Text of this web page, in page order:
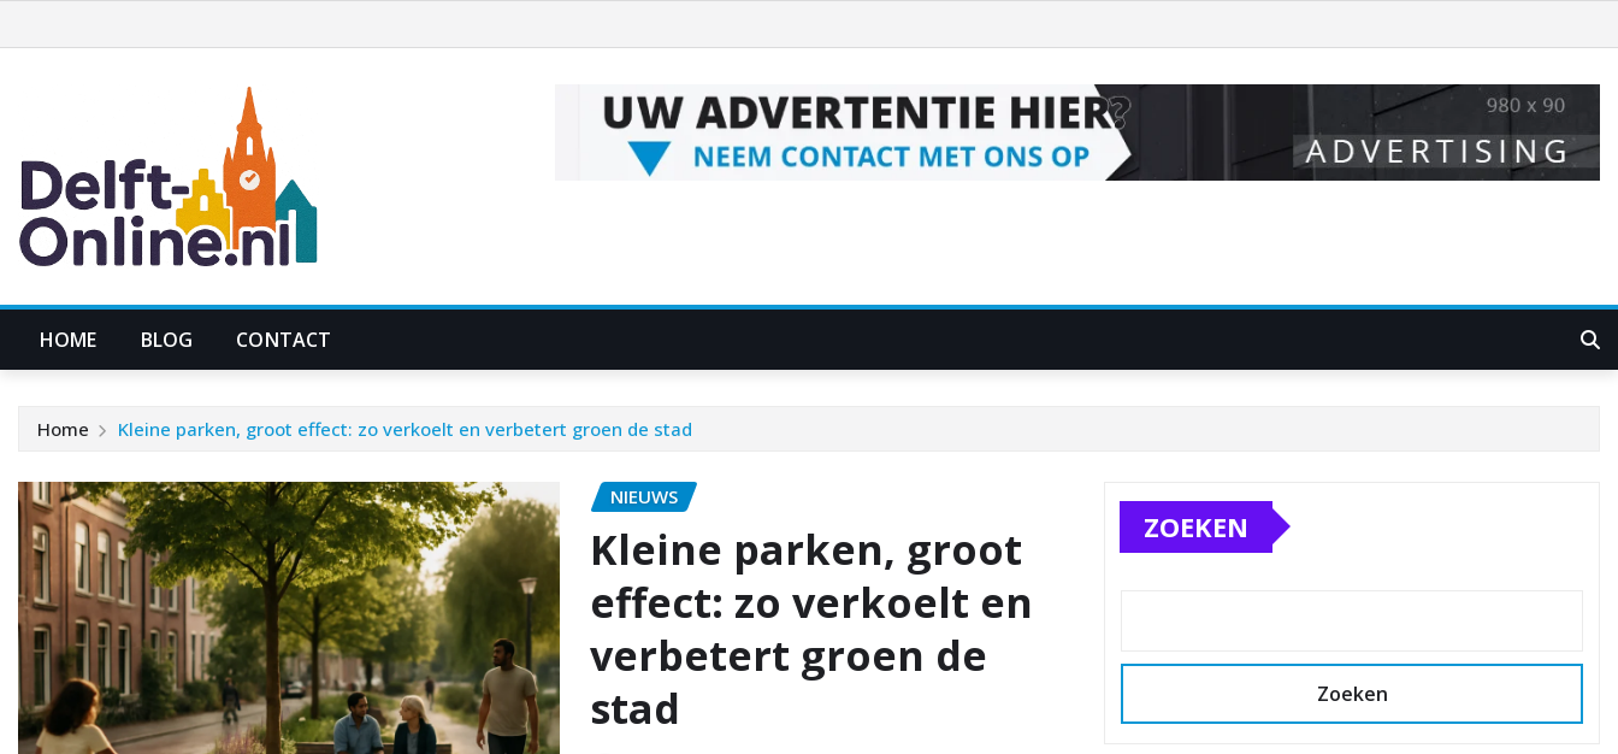
naar
HOME BLOG CONTACT
Home Kleine parken, groot effect: zo verkoelt en verbetert groen de stad
NIEUWS
Kleine parken, groot
effect: zo verkoelt en
verbetert groen de
stad
ZOEKEN
Zoeken